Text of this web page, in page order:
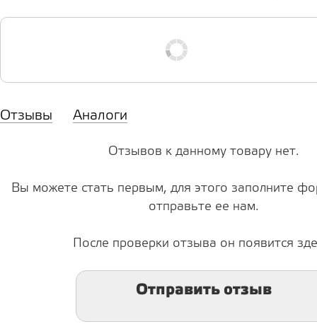
Отзывы Аналоги
Отзывов к данному товару нет.
Вы можете стать первым, для этого заполните
отправьте ее нам.
После проверки отзыва он появится
Отправить отзыв